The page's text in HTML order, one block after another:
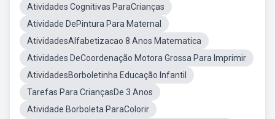
Atividades Cognitivas ParaCrianças
Atividade DePintura Para Maternal
AtividadesAlfabetizacao 8 Anos Matematica
Atividades DeCoordenação Motora Grossa Para Imprimir
AtividadesBorboletinha Educação Infantil
Tarefas Para CriançasDe 3 Anos
Atividade Borboleta ParaColorir